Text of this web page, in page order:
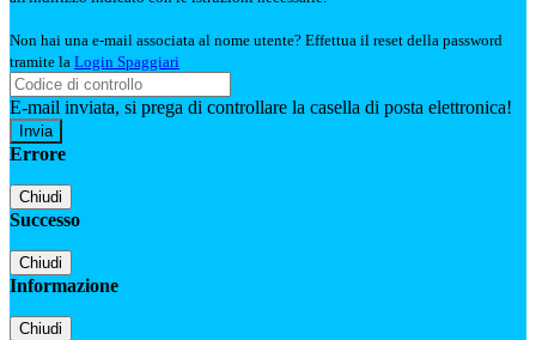
Non hai una e-mail associata al nome utente? Effettua il reset della password
tramite la Login Spaggiari
E-mail inviata, si prega di controllare la casella di posta elettronica!
Errore
Chiudi
Successo
Chiudi
Informazione
Chiudi